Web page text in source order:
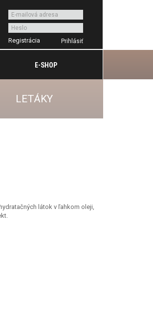
Registrácia
E-SHOP
LETÁKY
látok v ľahkom oleji,